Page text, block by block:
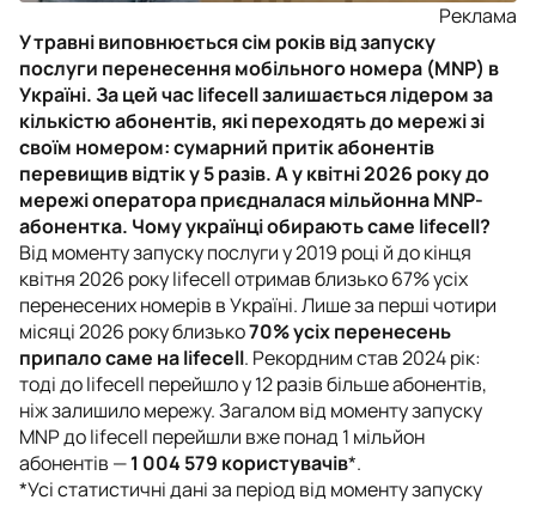
Реклама
У травні виповнюється сім років від запуску
послуги перенесення мобільного номера (MNP) в
Україні. За цей час lifecell залишається лідером за
кількістю абонентів, які переходять до мережі зі
своїм номером: сумарний притік абонентів
перевищив відтік у 5 разів. А у квітні 2026 року до
мережі оператора приєдналася мільйонна MNP-
абонентка. Чому українці обирають саме lifecell?
Від моменту запуску послуги у 2019 році й до кінця
квітня 2026 року lifecell отримав близько 67% усіх
перенесених номерів в Україні. Лише за перші чотири
місяці 2026 року близько70% усіх перенесень
припало саме на lifecell. Рекордним став 2024 рік:
тоді до lifecell перейшло у 12 разів більше абонентів,
ніж залишило мережу. Загалом від моменту запуску
MNP до lifecell перейшли вже понад 1 мільйон
абонентів —1 004 579 користувачів*.
*Усі статистичні дані за період від моменту запуску